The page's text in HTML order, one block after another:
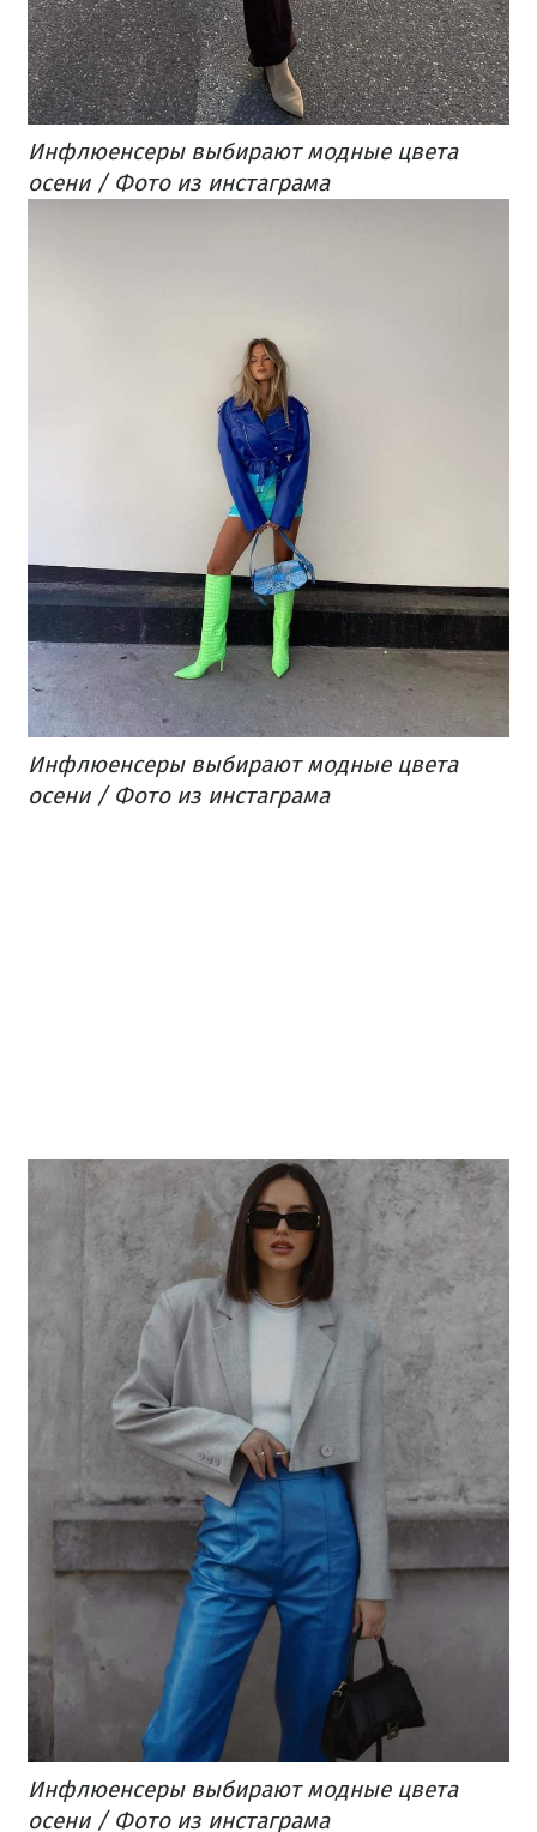
Инфлюенсеры выбирают модные цвета
осени / Фото из инстаграма
Инфлюенсеры выбирают модные цвета
осени / Фото из инстаграма
Инфлюенсеры выбирают модные цвета
осени / Фото из инстаграма